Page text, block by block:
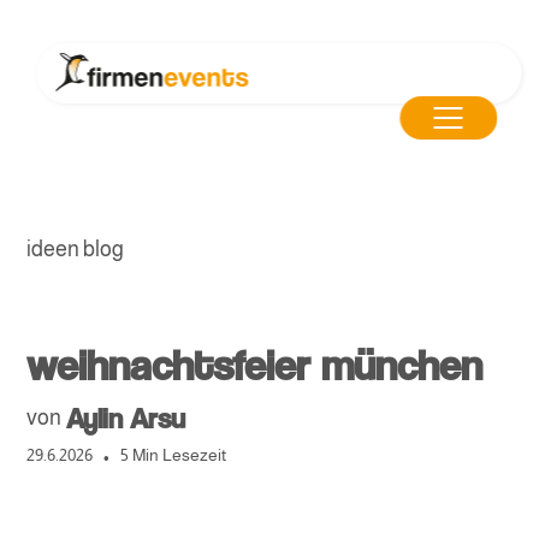
ideen blog
weihnachtsfeier münchen
von Aylin Arsu
29.6.2026 • 5 Min Lesezeit